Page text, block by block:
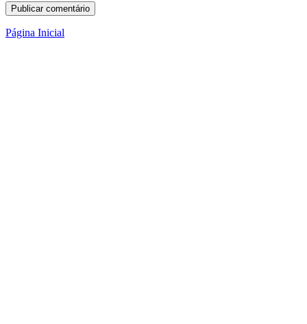
Página Inicial